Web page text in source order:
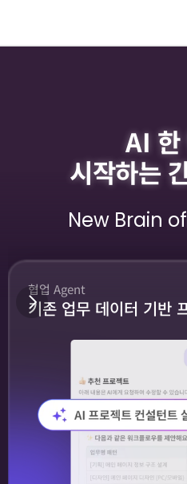
AI 한
시작하는
New Brain of
협업 Agent
기존 업무 데이터 기반